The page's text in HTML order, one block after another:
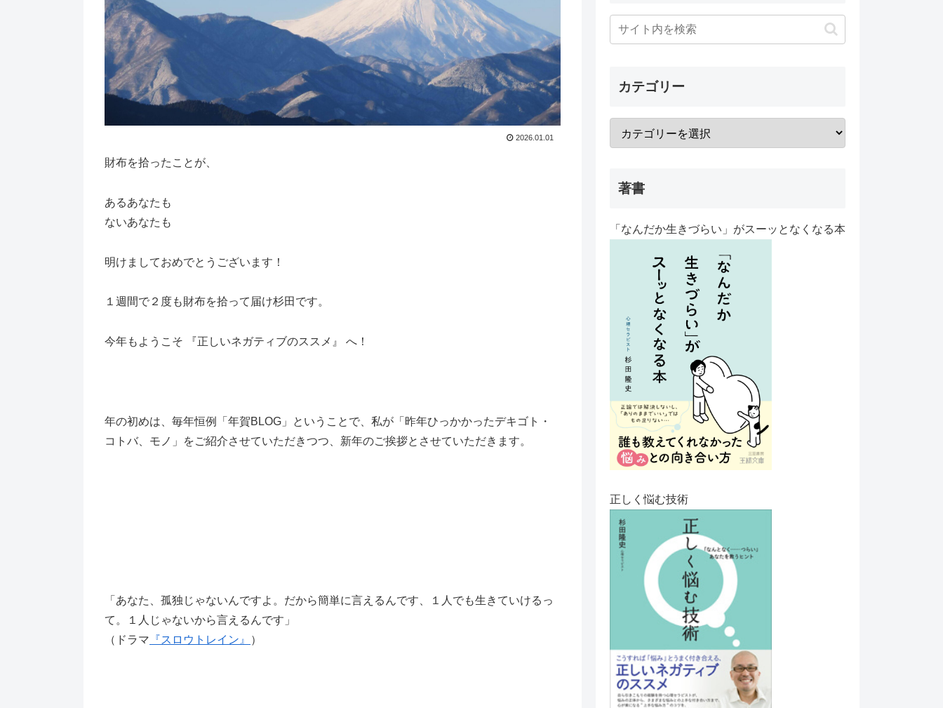
2026.01.01
財布を拾ったことが、
あるあなたも
ないあなたも
明けましておめでとうございます！
１週間で２度も財布を拾って届け杉田です。
今年もようこそ 『正しいネガティブのススメ』 へ！
年の初めは、毎年恒例「年賀BLOG」ということで、私が「昨年ひっかかったデキゴト・
コトバ、モノ」をご紹介させていただきつつ、新年のご挨拶とさせていただきます。
「あなた、孤独じゃないんですよ。だから簡単に言えるんです、１人でも生きていけるっ
て。１人じゃないから言えるんです」
（ドラマ 『スロウトレイン』 ）
カテゴリー
著書
「なんだか生きづらい」がスーッとなくなる本
正しく悩む技術